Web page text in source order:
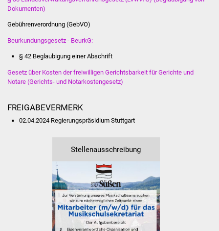
Einrichtungen
Stadtarchiv
Zehntscheuer
Bürgerhaus
Kulturhalle
Dokumenten)
Gebührenverordnung (GebVO)
Beurkundungsgesetz - BeurkG:
§ 42 Beglaubigung einer Abschrift
Gesetz über Kosten der freiwilligen Gerichtsbarkeit für Gerichte und
Notare (Gerichts- und Notarkostengesetz)
FREIGABEVERMERK
02.04.2024 Regierungspräsidium Stuttgart
Stellenausschreibung